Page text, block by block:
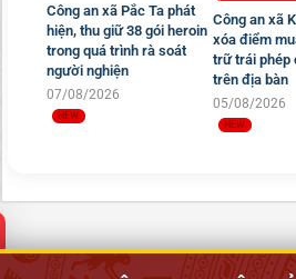
Công an xã Pắc Ta phát
hiện, thu giữ 38 gói heroin
trong quá trình rà soát
người nghiện
07/08/2026
Công an xã
xóa điểm
trữ trái phép
trên địa bàn
05/08/2026